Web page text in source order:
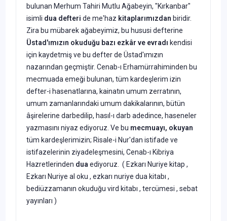
bulunan Merhum Tahiri Mutlu Ağabeyin, "Kırkanbar"
isimli dua defteri de me'haz kitaplarımızdan biridir.
Zira bu mübarek ağabeyimiz, bu hususi defterine
Üstad'ımızın okuduğu bazı ezkâr ve evradı kendisi
için kaydetmiş ve bu defter de Üstad'ımızın
nazarından geçmiştir. Cenab-ı Erhamürrahiminden bu
mecmuada emeği bulunan, tüm kardeşlerim izin
defter-i hasenatlarına, kainatın umum zerratının,
umum zamanlarındaki umum dakikalarının, bütün
âşirelerine darbedilip, hasıl-ı darb adedince, haseneler
yazmasını niyaz ediyoruz. Ve bu mecmuayı, okuyan
tüm kardeşlerimizin; Risale-i Nur'dan istifade ve
istifazelerinin ziyadeleşmesini, Cenab-ı Kibriya
Hazretlerinden dua ediyoruz. ( Ezkarı Nuriye kitap ,
Ezkarı Nuriye al oku , ezkarı nuriye dua kitabı ,
bediüzzamanın okuduğu vird kitabı , tercümesi , sebat
yayınları )